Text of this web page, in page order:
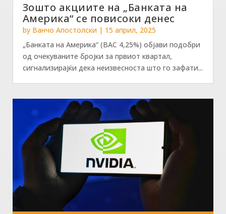
Зошто акциите на „Банката на
Америка“ се повисоки денес
by Ванчо Апостолски| 15 април, 2025
„Банката на Америка“ (BAC 4,25%) објави подобри
од очекуваните бројки за првиот квартал,
сигнализирајќи дека неизвесноста што го зафати...